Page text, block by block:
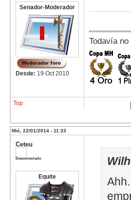
Senador-Moderador
Desde: 19 Oct 2010
Todavía
Top
Mié, 22/01/2014 - 11:33
Ceteu
Desconectado
Equite